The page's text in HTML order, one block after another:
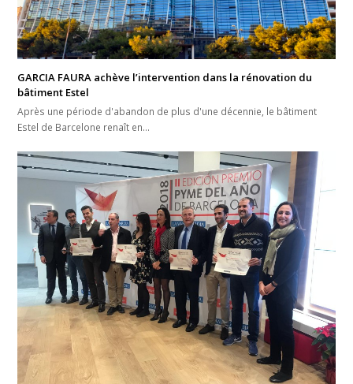
GARCIA FAURA achève l’intervention dans la rénovation du
bâtiment Estel
Après une période d'abandon de plus d'une décennie, le bâtiment
Estel de Barcelone renaît en…